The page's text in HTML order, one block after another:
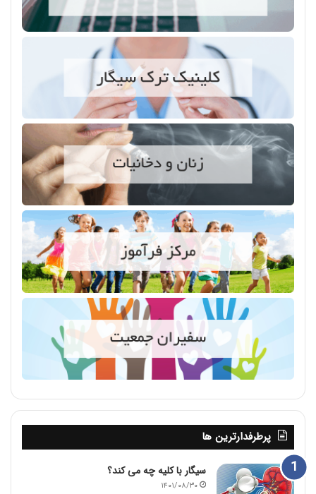
پرطرفدارترین ها
سیگار با کلیه چه می کند؟
۱۴۰۱/۰۸/۳۰